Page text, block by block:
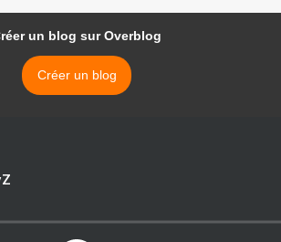
un blog sur Overblog
Créer un blog